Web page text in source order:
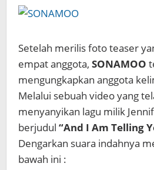
Setelah merilis foto teaser
empat anggota, SONAMOO
mengungkapkan anggota
Melalui sebuah video yang
menyanyikan lagu milik
berjudul “And I Am Telling
Dengarkan suara indahnya
bawah ini :